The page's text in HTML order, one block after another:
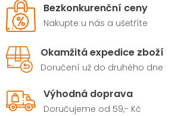
Bezkonkurenční ceny
Nakupte u nás a ušetříte
Okamžitá expedice zboží
Doručení už do druhého dne
Výhodná doprava
Doručujeme od 59,- Kč